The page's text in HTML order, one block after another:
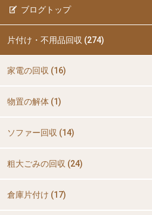
ブログトップ
片付け・不用品回収 (274)
家電の回収 (16)
物置の解体 (1)
ソファー回収 (14)
粗大ごみの回収 (24)
倉庫片付け (17)